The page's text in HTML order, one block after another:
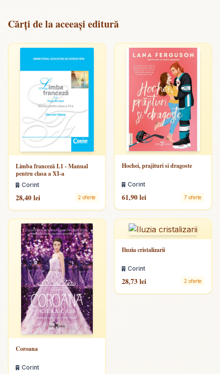
Cărți de la aceeași editură
Limba franceză L1 - Manual
pentru clasa a XI-a
Corint
28,40 lei 2 oferte
Hochei, prajituri si dragoste
Corint
61,90 lei 7 oferte
Coroana
Corint
Iluzia cristalizarii
Corint
28,73 lei 2 oferte